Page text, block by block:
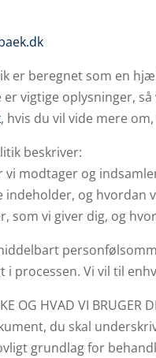
er beregnet som en
vigtige oplysninger,
, hvis du vil vide mere
beskriver:
modtager og
og hvordan
som vi giver dig, og
i processen. Vi vil til
OG HVAD VI BRUGER
du skal
grundlag for